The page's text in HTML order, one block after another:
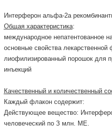
Интерферон альфа-2а
Общая характеристика:
международное непатентованное
основные свойства
лиофилизированный порошок для
инъекций
Качественный и количественный
Каждый флакон содержит:
Действующее вещество:
человеческий по З млн. МЕ.